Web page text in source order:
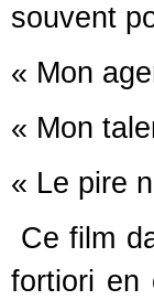
souvent
« Mon
« Mon
« Le pire
Ce film
fortiori en